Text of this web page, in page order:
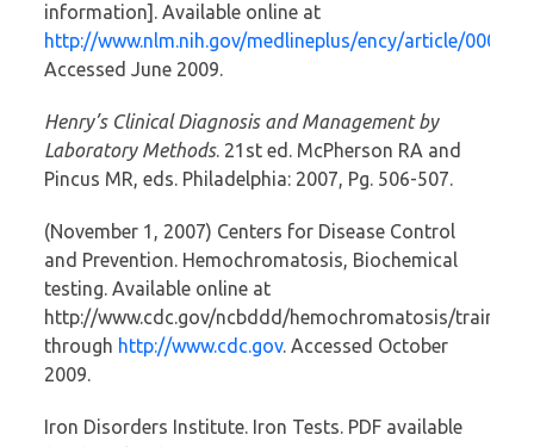
information]. Available online at
http://www.nlm.nih.gov/medlineplus/ency/article/
Accessed June 2009.
Henry’s Clinical Diagnosis and Management by
Laboratory Methods. 21st ed. McPherson RA and
Pincus MR, eds. Philadelphia: 2007, Pg. 506-507.
(November 1, 2007) Centers for Disease Control
and Prevention. Hemochromatosis, Biochemical
testing. Available online at
http://www.cdc.gov/ncbddd/hemochromatosis/
through http://www.cdc.gov. Accessed October
2009.
Iron Disorders Institute. Iron Tests. PDF available